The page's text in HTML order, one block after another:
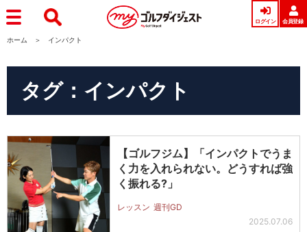
ログイン 会員登録
ホーム インパクト
タグ：インパクト
【ゴルフジム】「インパクトでうま
く力を入れられない。どうすれば強
く振れる?」
レッスン 週刊GD
2025.07.06